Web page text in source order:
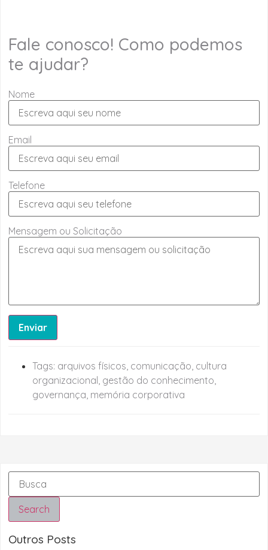
Fale conosco! Como podemos
te ajudar?
Nome
Email
Telefone
Mensagem ou Solicitação
Enviar
Tags: arquivos físicos, comunicação, cultura
organizacional , gestão do conhecimento,
governança, memória corporativa
Search
Outros Posts